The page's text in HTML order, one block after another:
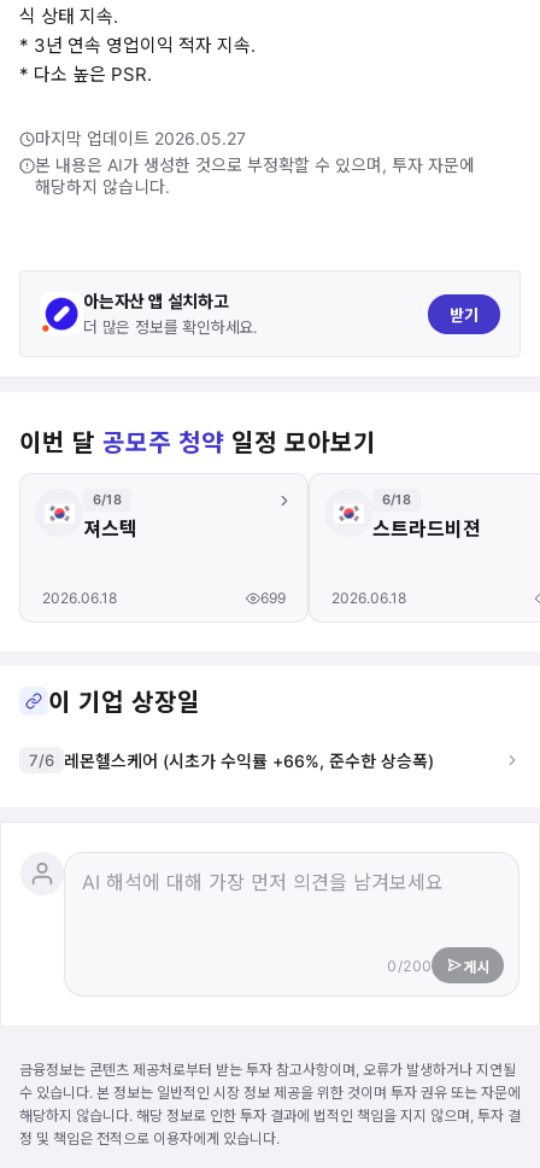
식 상태 지속.
* 3년 연속 영업이익 적자 지속.
* 다소 높은 PSR.
마지막 업데이트 2026.05.27
본 내용은 AI가 생성한 것으로 부정확할 수 있으며, 투자 자문에
해당하지 않습니다.
아는자산 앱 설치하고
더 많은 정보를 확인하세요.
받기
이번 달 공모주 청약 일정 모아보기
6/18
져스텍
2026.06.18 699
6/18
스트라드비젼
2026.06.18
이 기업 상장일
7/6 레몬헬스케어 (시초가 수익률 +66%, 준수한 상승폭)
0/200 게시
금융정보는 콘텐츠 제공처로부터 받는 투자 참고사항이며, 오류가 발생하거나 지연될
수 있습니다. 본 정보는 일반적인 시장 정보 제공을 위한 것이며 투자 권유 또는 자문에
해당하지 않습니다. 해당 정보로 인한 투자 결과에 법적인 책임을 지지 않으며, 투자 결
정 및 책임은 전적으로 이용자에게 있습니다.